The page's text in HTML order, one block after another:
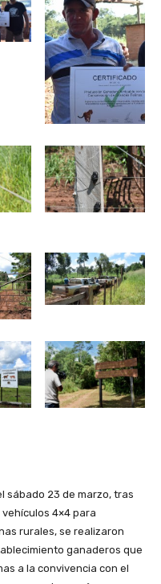
sábado 23 de marzo, tras
4×4 para
rurales, se realizaron
ganaderos que
a la convivencia con el